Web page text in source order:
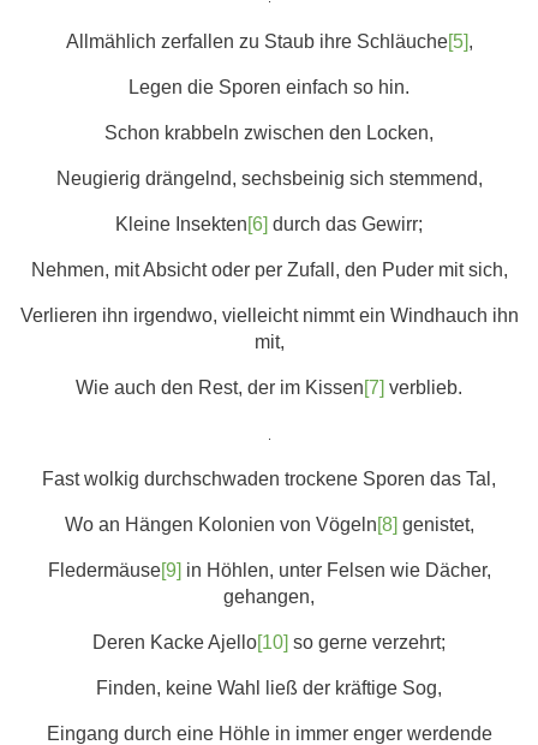
Allmählich zerfallen zu Staub ihre Schläuche[5],
Legen die Sporen einfach so hin.
Schon krabbeln zwischen den Locken,
Neugierig drängelnd, sechsbeinig sich stemmend,
Kleine Insekten[6] durch das Gewirr;
Nehmen, mit Absicht oder per Zufall, den Puder mit sich,
Verlieren ihn irgendwo, vielleicht nimmt ein Windhauch ihn
mit,
Wie auch den Rest, der im Kissen[7] verblieb.
Fast wolkig durchschwaden trockene Sporen das Tal,
Wo an Hängen Kolonien von Vögeln[8] genistet,
Fledermäuse[9] in Höhlen, unter Felsen wie Dächer,
gehangen,
Deren Kacke Ajello[10] so gerne verzehrt;
Finden, keine Wahl ließ der kräftige Sog,
Eingang durch eine Höhle in immer enger werdende